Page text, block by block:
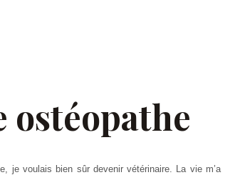
je voulais bien sûr devenir vétérinaire. La vie m’a